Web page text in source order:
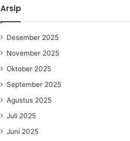
Arsip
Desember 2025
November 2025
Oktober 2025
September 2025
Agustus 2025
Juli 2025
Juni 2025